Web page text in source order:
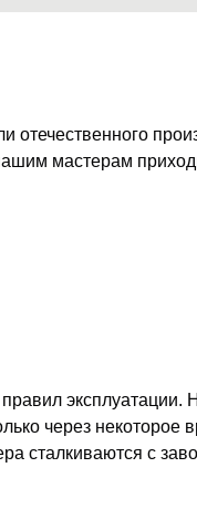
мастерам
эксплуатации.
через некоторое
сталкиваются с